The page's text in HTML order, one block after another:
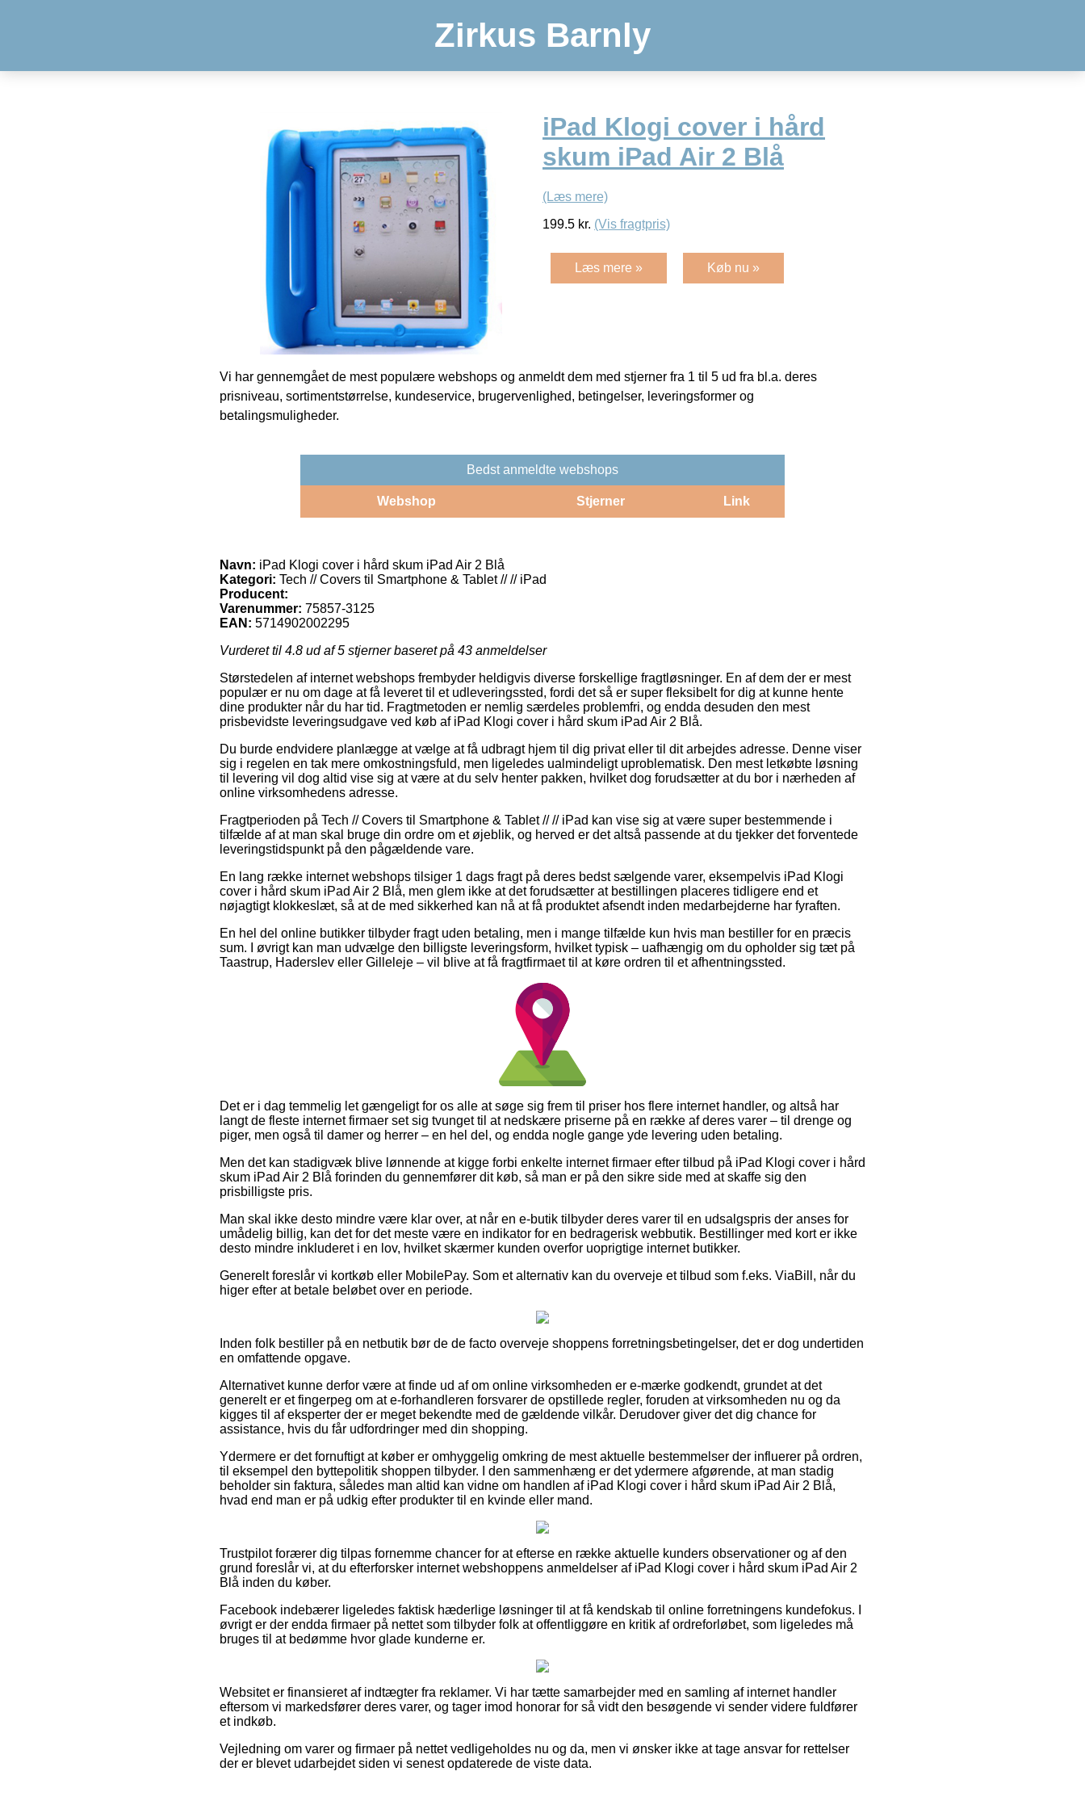
Zirkus Barnly
iPad Klogi cover i hård
skum iPad Air 2 Blå
(Læs mere)
199.5 kr. (Vis fragtpris)
Læs mere » Køb nu »
Vi har gennemgået de mest populære webshops og anmeldt dem med stjerner fra 1 til 5 ud fra bl.a. deres
prisniveau, sortimentstørrelse, kundeservice, brugervenlighed, betingelser, leveringsformer og
betalingsmuligheder.
Bedst anmeldte webshops
Webshop Stjerner Link
Navn: iPad Klogi cover i hård skum iPad Air 2 Blå
Kategori: Tech // Covers til Smartphone & Tablet // // iPad
Producent:
Varenummer: 75857-3125
EAN: 5714902002295
Vurderet til 4.8 ud af 5 stjerner baseret på 43 anmeldelser
Størstedelen af internet webshops frembyder heldigvis diverse forskellige fragtløsninger. En af dem der er mest
populær er nu om dage at få leveret til et udleveringssted, fordi det så er super fleksibelt for dig at kunne hente
dine produkter når du har tid. Fragtmetoden er nemlig særdeles problemfri, og endda desuden den mest
prisbevidste leveringsudgave ved køb af iPad Klogi cover i hård skum iPad Air 2 Blå.
Du burde endvidere planlægge at vælge at få udbragt hjem til dig privat eller til dit arbejdes adresse. Denne viser
sig i regelen en tak mere omkostningsfuld, men ligeledes ualmindeligt uproblematisk. Den mest letkøbte løsning
til levering vil dog altid vise sig at være at du selv henter pakken, hvilket dog forudsætter at du bor i nærheden af
online virksomhedens adresse.
Fragtperioden på Tech // Covers til Smartphone & Tablet // // iPad kan vise sig at være super bestemmende i
tilfælde af at man skal bruge din ordre om et øjeblik, og herved er det altså passende at du tjekker det forventede
leveringstidspunkt på den pågældende vare.
En lang række internet webshops tilsiger 1 dags fragt på deres bedst sælgende varer, eksempelvis iPad Klogi
cover i hård skum iPad Air 2 Blå, men glem ikke at det forudsætter at bestillingen placeres tidligere end et
nøjagtigt klokkeslæt, så at de med sikkerhed kan nå at få produktet afsendt inden medarbejderne har fyraften.
En hel del online butikker tilbyder fragt uden betaling, men i mange tilfælde kun hvis man bestiller for en præcis
sum. I øvrigt kan man udvælge den billigste leveringsform, hvilket typisk – uafhængig om du opholder sig tæt på
Taastrup, Haderslev eller Gilleleje – vil blive at få fragtfirmaet til at køre ordren til et afhentningssted.
Det er i dag temmelig let gængeligt for os alle at søge sig frem til priser hos flere internet handler, og altså har
langt de fleste internet firmaer set sig tvunget til at nedskære priserne på en række af deres varer – til drenge og
piger, men også til damer og herrer – en hel del, og endda nogle gange yde levering uden betaling.
Men det kan stadigvæk blive lønnende at kigge forbi enkelte internet firmaer efter tilbud på iPad Klogi cover i hård
skum iPad Air 2 Blå forinden du gennemfører dit køb, så man er på den sikre side med at skaffe sig den
prisbilligste pris.
Man skal ikke desto mindre være klar over, at når en e-butik tilbyder deres varer til en udsalgspris der anses for
umådelig billig, kan det for det meste være en indikator for en bedragerisk webbutik. Bestillinger med kort er ikke
desto mindre inkluderet i en lov, hvilket skærmer kunden overfor uoprigtige internet butikker.
Generelt foreslår vi kortkøb eller MobilePay. Som et alternativ kan du overveje et tilbud som f.eks. ViaBill, når du
higer efter at betale beløbet over en periode.
Inden folk bestiller på en netbutik bør de de facto overveje shoppens forretningsbetingelser, det er dog undertiden
en omfattende opgave.
Alternativet kunne derfor være at finde ud af om online virksomheden er e-mærke godkendt, grundet at det
generelt er et fingerpeg om at e-forhandleren forsvarer de opstillede regler, foruden at virksomheden nu og da
kigges til af eksperter der er meget bekendte med de gældende vilkår. Derudover giver det dig chance for
assistance, hvis du får udfordringer med din shopping.
Ydermere er det fornuftigt at køber er omhyggelig omkring de mest aktuelle bestemmelser der influerer på ordren,
til eksempel den byttepolitik shoppen tilbyder. I den sammenhæng er det ydermere afgørende, at man stadig
beholder sin faktura, således man altid kan vidne om handlen af iPad Klogi cover i hård skum iPad Air 2 Blå,
hvad end man er på udkig efter produkter til en kvinde eller mand.
Trustpilot forærer dig tilpas fornemme chancer for at efterse en række aktuelle kunders observationer og af den
grund foreslår vi, at du efterforsker internet webshoppens anmeldelser af iPad Klogi cover i hård skum iPad Air 2
Blå inden du køber.
Facebook indebærer ligeledes faktisk hæderlige løsninger til at få kendskab til online forretningens kundefokus. I
øvrigt er der endda firmaer på nettet som tilbyder folk at offentliggøre en kritik af ordreforløbet, som ligeledes må
bruges til at bedømme hvor glade kunderne er.
Websitet er finansieret af indtægter fra reklamer. Vi har tætte samarbejder med en samling af internet handler
eftersom vi markedsfører deres varer, og tager imod honorar for så vidt den besøgende vi sender videre fuldfører
et indkøb.
Vejledning om varer og firmaer på nettet vedligeholdes nu og da, men vi ønsker ikke at tage ansvar for rettelser
der er blevet udarbejdet siden vi senest opdaterede de viste data.